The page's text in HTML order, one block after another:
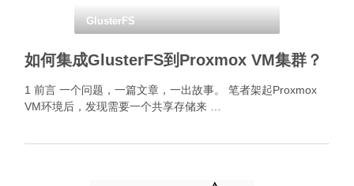
GlusterFS
如何集成GlusterFS到Proxmox VM集群？
1 前言 一个问题，一篇文章，一出故事。 笔者架起Proxmox
VM环境后，发现需要一个共享存储来 …